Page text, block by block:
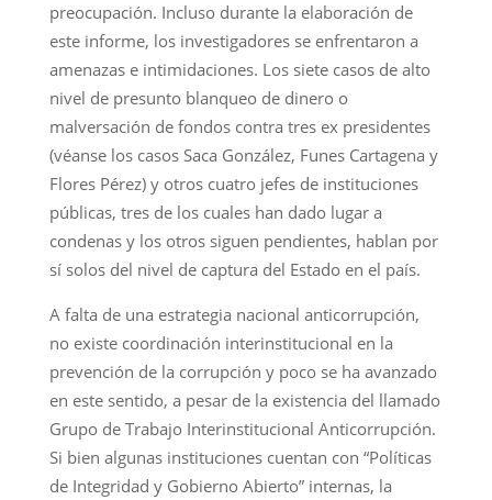
preocupación. Incluso durante la elaboración de
este informe, los investigadores se enfrentaron a
amenazas e intimidaciones. Los siete casos de alto
nivel de presunto blanqueo de dinero o
malversación de fondos contra tres ex presidentes
(véanse los casos Saca González, Funes Cartagena y
Flores Pérez) y otros cuatro jefes de instituciones
públicas, tres de los cuales han dado lugar a
condenas y los otros siguen pendientes, hablan por
sí solos del nivel de captura del Estado en el país.
A falta de una estrategia nacional anticorrupción,
no existe coordinación interinstitucional en la
prevención de la corrupción y poco se ha avanzado
en este sentido, a pesar de la existencia del llamado
Grupo de Trabajo Interinstitucional Anticorrupción.
Si bien algunas instituciones cuentan con “Políticas
de Integridad y Gobierno Abierto” internas, la